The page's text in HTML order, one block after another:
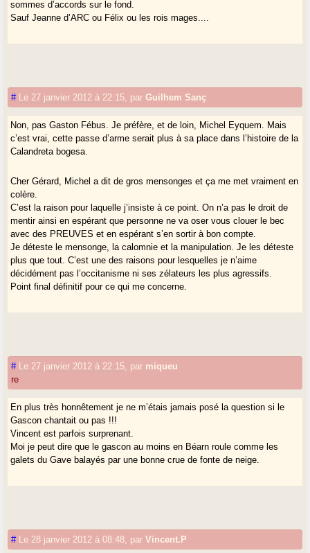
sommes d’accords sur le fond.
Sauf Jeanne d’ARC ou Félix ou les rois mages....
# Le 27 janvier 2012 à 22:15 parGuilhem Sanç
Non, pas Gaston Fébus. Je préfère, et de loin, Michel Eyquem. Mais
c’est vrai, cette passe d’arme serait plus à sa place dans l’histoire de la
Calandreta bogesa.
Cher Gérard, Michel a dit de gros mensonges et ça me met vraiment en
colère.
C’est la raison pour laquelle j’insiste à ce point. On n’a pas le droit de
mentir ainsi en espérant que personne ne va oser vous clouer le bec
avec des PREUVES et en espérant s’en sortir à bon compte.
Je déteste le mensonge, la calomnie et la manipulation. Je les déteste
plus que tout. C’est une des raisons pour lesquelles je n’aime
décidément pas l’occitanisme ni ses zélateurs les plus agressifs.
Point final définitif pour ce qui me concerne.
# Le 27 janvier 2012 à 22:15 par miqueu
re
En plus très honnêtement je ne m’étais jamais posé la question si le
Gascon chantait ou pas !!!
Vincent est parfois surprenant.
Moi je peut dire que le gascon au moins en Béarn roule comme les
galets du Gave balayés par une bonne crue de fonte de neige.
# Le 28 janvier 2012 à 08:48 parVincent.P